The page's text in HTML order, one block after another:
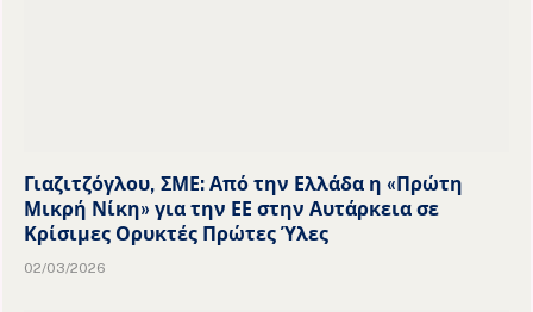
Γιαζιτζόγλου, ΣΜΕ: Από την Ελλάδα η «Πρώτη
Μικρή Νίκη» για την ΕΕ στην Αυτάρκεια σε
Κρίσιμες Ορυκτές Πρώτες Ύλες
02/03/2026